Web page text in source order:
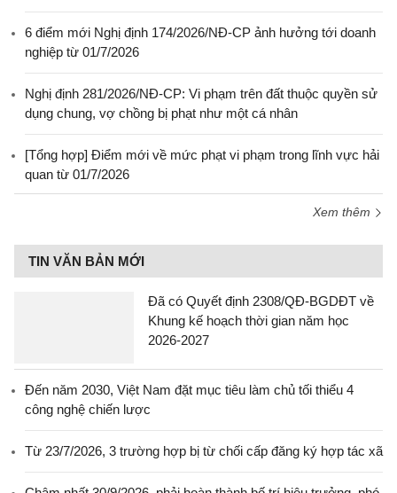
6 điểm mới Nghị định 174/2026/NĐ-CP ảnh hưởng tới doanh
nghiệp từ 01/7/2026
Nghị định 281/2026/NĐ-CP: Vi phạm trên đất thuộc quyền sử
dụng chung, vợ chồng bị phạt như một cá nhân
[Tổng hợp] Điểm mới về mức phạt vi phạm trong lĩnh vực hải
quan từ 01/7/2026
Xem thêm
TIN VĂN BẢN MỚI
Đã có Quyết định 2308/QĐ-BGDĐT về
Khung kế hoạch thời gian năm học
2026-2027
Đến năm 2030, Việt Nam đặt mục tiêu làm chủ tối thiểu 4
công nghệ chiến lược
Từ 23/7/2026, 3 trường hợp bị từ chối cấp đăng ký hợp tác xã